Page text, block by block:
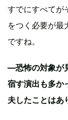
すでにすべてが
をつく必要が最
ですね。
—恐怖の対象が
宿す演出も多か
夫したことはあ